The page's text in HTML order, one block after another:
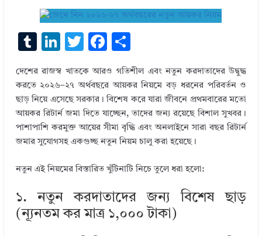
T
m
bl
r
Li
k
e
dI
n
T
it
te
r
F
e
b
o
o
ar
e
দেশের রাজস্ব খাতকে আরও গতিশীল এবং নতুন করদাতাদের উদ্বুদ্ধ
করতে ২০২৬–২৭ অর্থবছরে আয়কর নিয়মে বড় ধরনের পরিবর্তন ও
ছাড় নিয়ে এসেছে সরকার। বিশেষ করে যারা জীবনে প্রথমবারের মতো
আয়কর রিটার্ন জমা দিতে যাচ্ছেন, তাদের জন্য রয়েছে বিশাল সুখবর।
পাশাপাশি করমুক্ত আয়ের সীমা বৃদ্ধি এবং অনলাইনে সারা বছর রিটার্ন
জমার সুযোগসহ একগুচ্ছ নতুন নিয়ম চালু করা হয়েছে।
নতুন এই নিয়মের বিস্তারিত খুঁটিনাটি নিচে তুলে ধরা হলো:
১. নতুন করদাতাদের জন্য বিশেষ ছাড়
(ন্যূনতম কর মাত্র ১,০০০ টাকা)